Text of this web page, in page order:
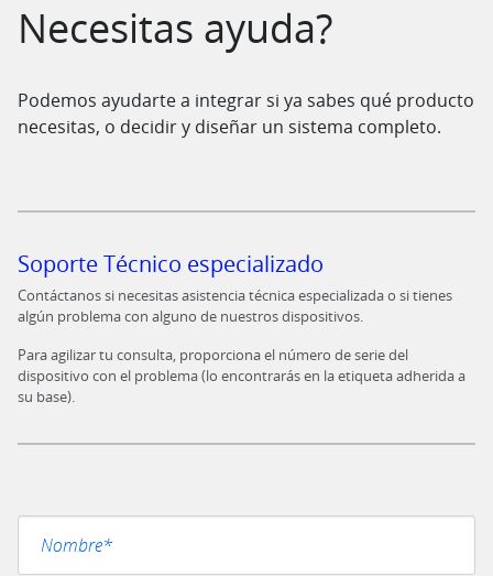
Necesitas ayuda?
Podemos ayudarte a integrar si ya sabes qué producto
necesitas, o decidir y diseñar un sistema completo.
Soporte Técnico especializado
Contáctanos si necesitas asistencia técnica especializada o si tienes
algún problema con alguno de nuestros dispositivos.
Para agilizar tu consulta, proporciona el número de serie del
dispositivo con el problema (lo encontrarás en la etiqueta adherida a
su base).